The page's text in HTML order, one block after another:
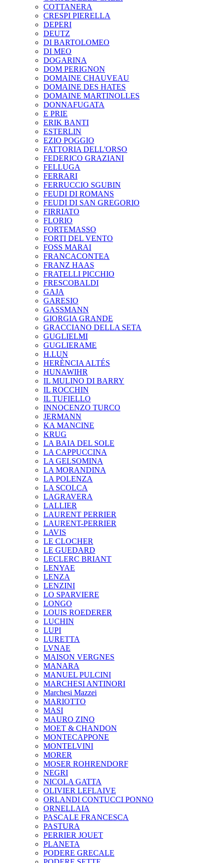
COTTANERA
CRESPI PIERELLA
DEPERI
DEUTZ
DI BARTOLOMEO
DI MEO
DOGARINA
DOM PERIGNON
DOMAINE CHAUVEAU
DOMAINE DES HATES
DOMAINE MARTINOLLES
DONNAFUGATA
E PRIE
ERIK BANTI
ESTERLIN
EZIO POGGIO
FATTORIA DELL'ORSO
FEDERICO GRAZIANI
FELLUGA
FERRARI
FERRUCCIO SGUBIN
FEUDI DI ROMANS
FEUDI DI SAN GREGORIO
FIRRIATO
FLORIO
FORTEMASSO
FORTI DEL VENTO
FOSS MARAI
FRANCACONTEA
FRANZ HAAS
FRATELLI PICCHIO
FRESCOBALDI
GAJA
GARESIO
GASSMANN
GIORGIA GRANDE
GRACCIANO DELLA SETA
GUGLIELMI
GUGLIERAME
H.LUN
HERÈNCIA ALTÉS
HUNAWIHR
IL MULINO DI BARRY
IL ROCCHIN
IL TUFIELLO
INNOCENZO TURCO
JERMANN
KA MANCINE
KRUG
LA BAIA DEL SOLE
LA CAPPUCCINA
LA GELSOMINA
LA MORANDINA
LA POLENZA
LA SCOLCA
LAGRAVERA
LALLIER
LAURENT PERRIER
LAURENT-PERRIER
LAVIS
LE CLOCHER
LE GUEDARD
LECLERC BRIANT
LENYAE
LENZA
LENZINI
LO SPARVIERE
LONGO
LOUIS ROEDERER
LUCHIN
LUPI
LURETTA
LVNAE
MAISON VERGNES
MANARA
MANUEL PULCINI
MARCHESI ANTINORI
Marchesi Mazzei
MARIOTTO
MASI
MAURO ZINO
MOET & CHANDON
MONTECAPPONE
MONTELVINI
MORER
MOSER ROHRENDORF
NEGRI
NICOLA GATTA
OLIVIER LEFLAIVE
ORLANDI CONTUCCI PONNO
ORNELLAIA
PASCALE FRANCESCA
PASTURA
PERRIER JOUET
PLANETA
PODERE GRECALE